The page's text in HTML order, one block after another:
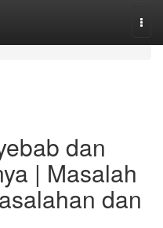
dan
| Masalah
dan